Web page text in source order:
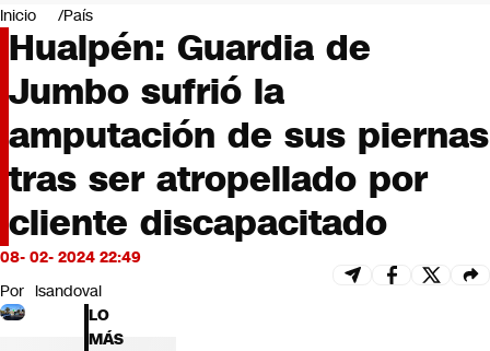
Negocios
Deportes
Programas completos
Cultura
Servicios
Bits
CNN Data
CNN tiempo
Futuro 360
Opinión
Inicio País
Hualpén: Guardia de
Jumbo sufrió la
amputación de sus piernas
tras ser atropellado por
cliente discapacitado
08- 02- 2024 22:49
Por lsandoval
LO
MÁS